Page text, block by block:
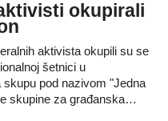
okupirali
aktivista okupili su se
šetnici u
skupu pod nazivom "Jedna
skupine za građanska…